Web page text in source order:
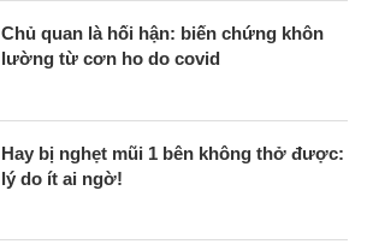
Chủ quan là hối hận: biến chứng khôn
lường từ cơn ho do covid
Hay bị nghẹt mũi 1 bên không thở được:
lý do ít ai ngờ!